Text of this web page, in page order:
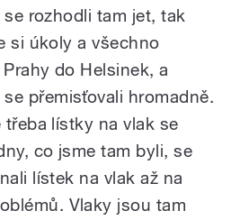
rozhodli tam jet, tak
si úkoly a všechno
do Helsinek, a
přemisťovali hromadně.
lístky na vlak se
co jsme tam byli, se
lístek na vlak až na
Vlaky jsou tam